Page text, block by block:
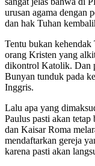
urusan agama dengan
dan hak Tuhan
Tentu bukan kehendak
orang Kristen yang
dikontrol Katolik. Dan
Bunyan tunduk pada
Inggris.
Lalu apa yang
Paulus pasti akan
dan Kaisar Roma
mendaftarkan gereja
karena pasti akan